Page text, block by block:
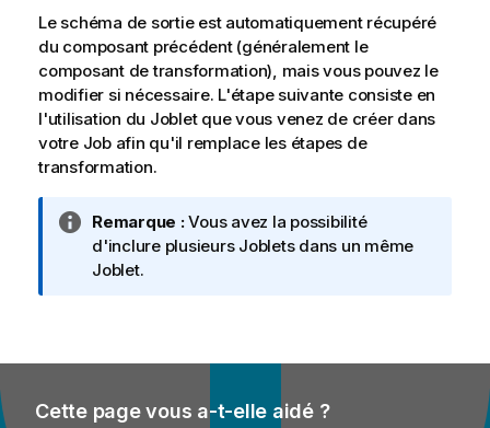
Le schéma de sortie est automatiquement récupéré
du composant précédent (généralement le
composant de transformation), mais vous pouvez le
modifier si nécessaire. L'étape suivante consiste en
l'utilisation du Joblet que vous venez de créer dans
votre Job afin qu'il remplace les étapes de
transformation.
N
o
t
f
r
Remarque :Vous avez la possibilité
d'inclure plusieurs Joblets dans un même
Joblet.
Cette page vous a-t-elle aidé ?